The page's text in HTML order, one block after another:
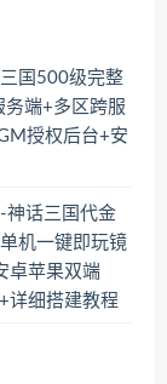
国500级完整
务端+多区跨服
授权后台+安
神话三国代金
机一键即玩镜
卓苹果双端
详细搭建教程